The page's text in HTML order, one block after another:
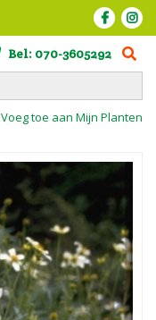
Bel: 070-3605292
Voeg toe aan Mijn Planten